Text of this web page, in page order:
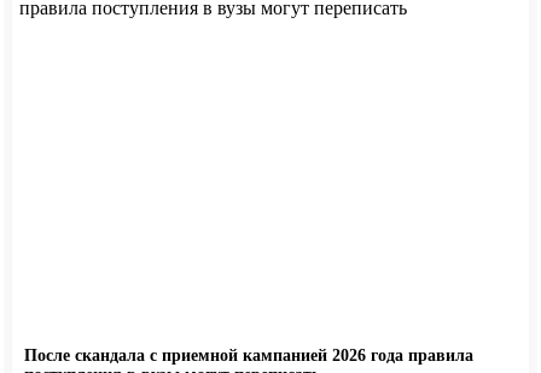
После скандала с приемной кампанией 2026 года правила